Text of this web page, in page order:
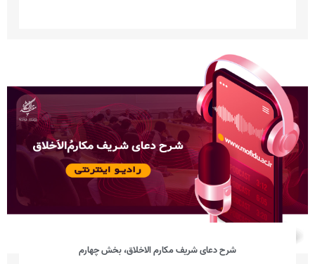
شرح دعای شریف مکارم الاخلاق، بخش چهارم